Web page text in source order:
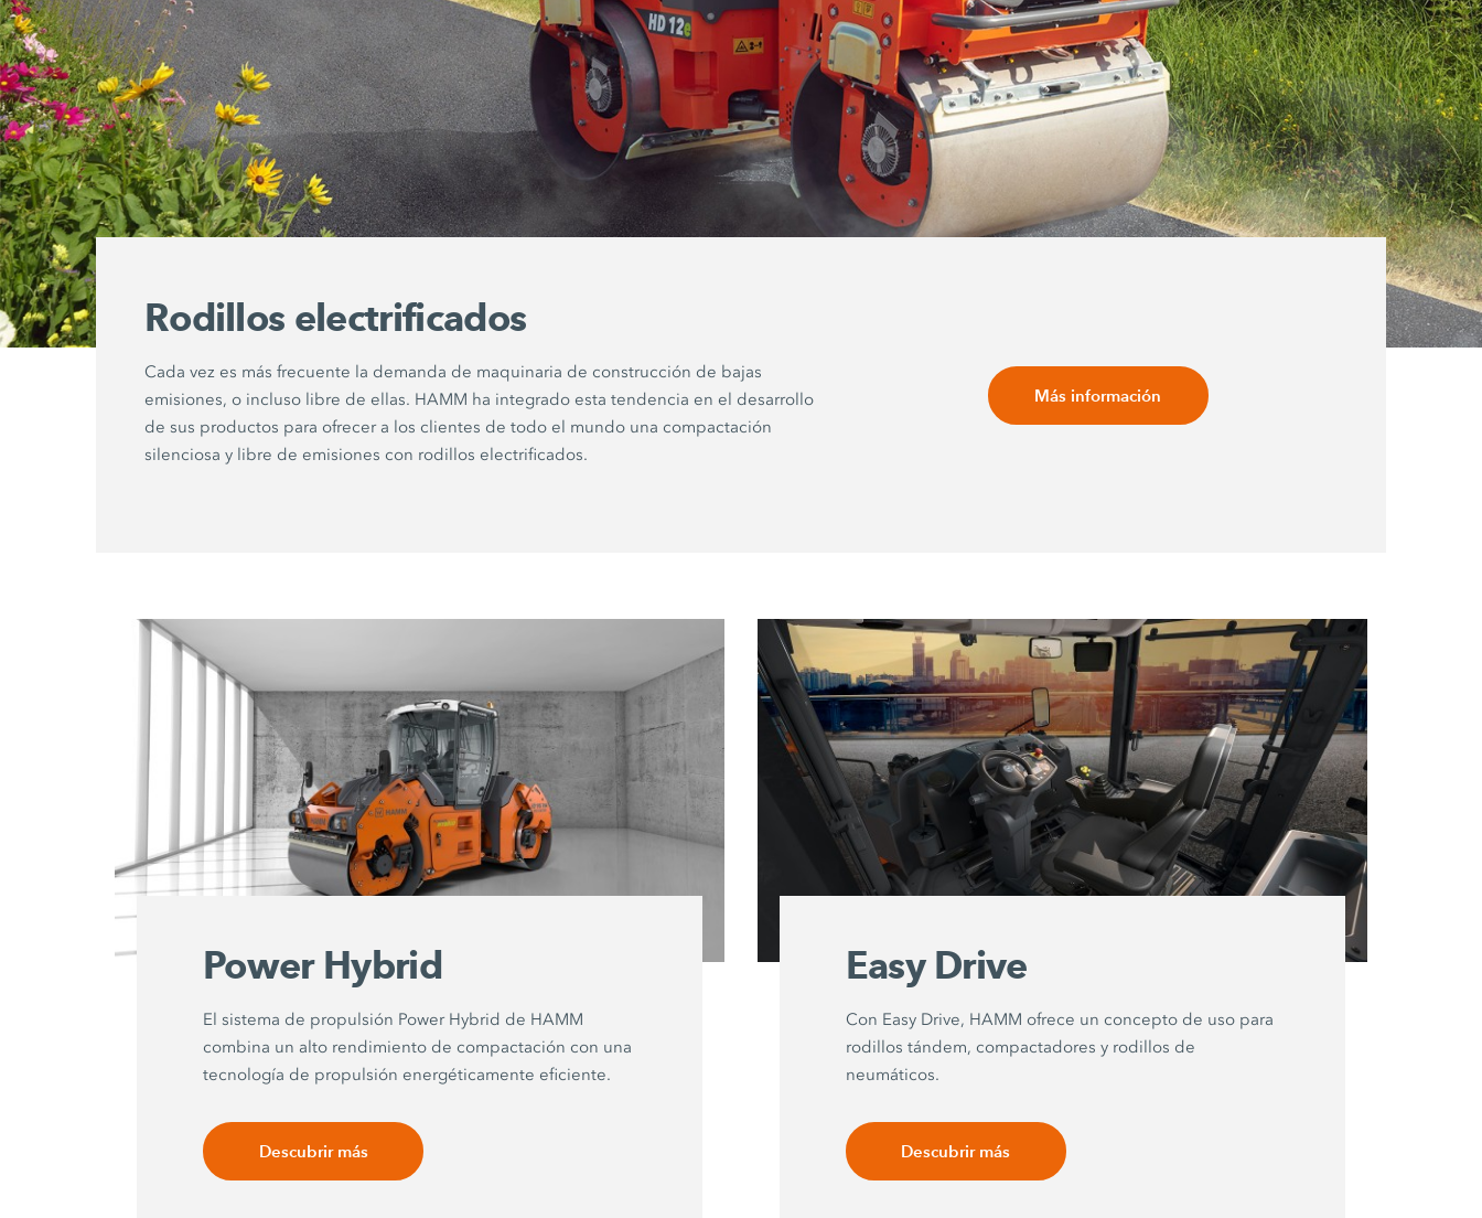
Rodillos electrificados
Cada vez es más frecuente la demanda de maquinaria de construcción de bajas
emisiones, o incluso libre de ellas. HAMM ha integrado esta tendencia en el desarrollo
de sus productos para ofrecer a los clientes de todo el mundo una compactación
silenciosa y libre de emisiones con rodillos electrificados.
Más información
Power Hybrid
El sistema de propulsión Power Hybrid de HAMM
combina un alto rendimiento de compactación con una
tecnología de propulsión energéticamente eficiente.
Descubrir más
Easy Drive
Con Easy Drive, HAMM ofrece un concepto de uso para
rodillos tándem, compactadores y rodillos de
neumáticos.
Descubrir más